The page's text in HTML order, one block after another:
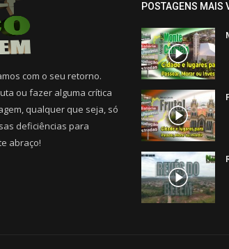
com o seu retorno.
ou fazer alguma crítica
qualquer que seja, só
deficiências para
abraço!
POSTAGENS MAIS